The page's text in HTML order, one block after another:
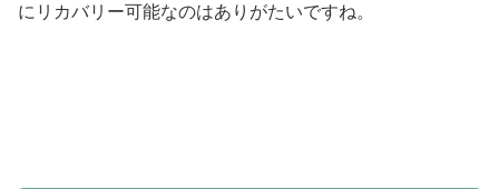
にリカバリー可能なのはありがたいですね。